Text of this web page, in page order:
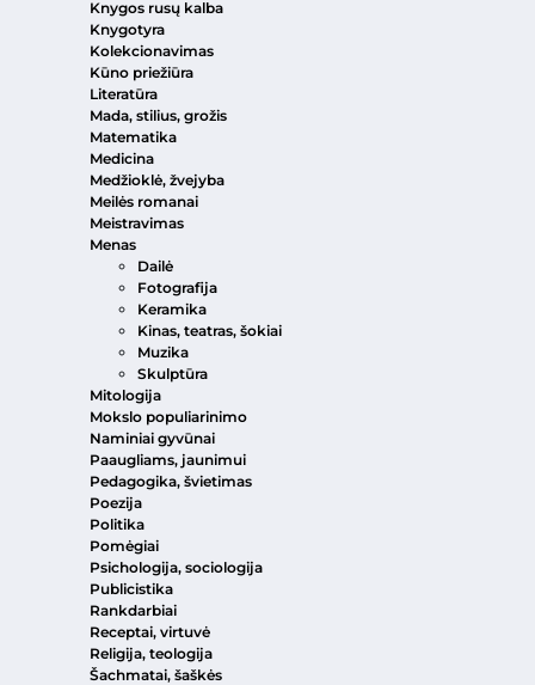
Knygos rusų kalba
Knygotyra
Kolekcionavimas
Kūno priežiūra
Literatūra
Mada, stilius, grožis
Matematika
Medicina
Medžioklė, žvejyba
Meilės romanai
Meistravimas
Menas
Dailė
Fotografija
Keramika
Kinas, teatras, šokiai
Muzika
Skulptūra
Mitologija
Mokslo populiarinimo
Naminiai gyvūnai
Paaugliams, jaunimui
Pedagogika, švietimas
Poezija
Politika
Pomėgiai
Psichologija, sociologija
Publicistika
Rankdarbiai
Receptai, virtuvė
Religija, teologija
Šachmatai, šaškės